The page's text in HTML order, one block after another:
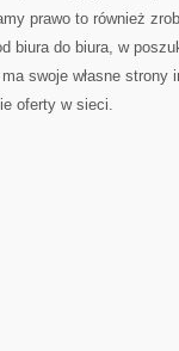
prawo to również
biura do biura, w
swoje własne strony
oferty w sieci.